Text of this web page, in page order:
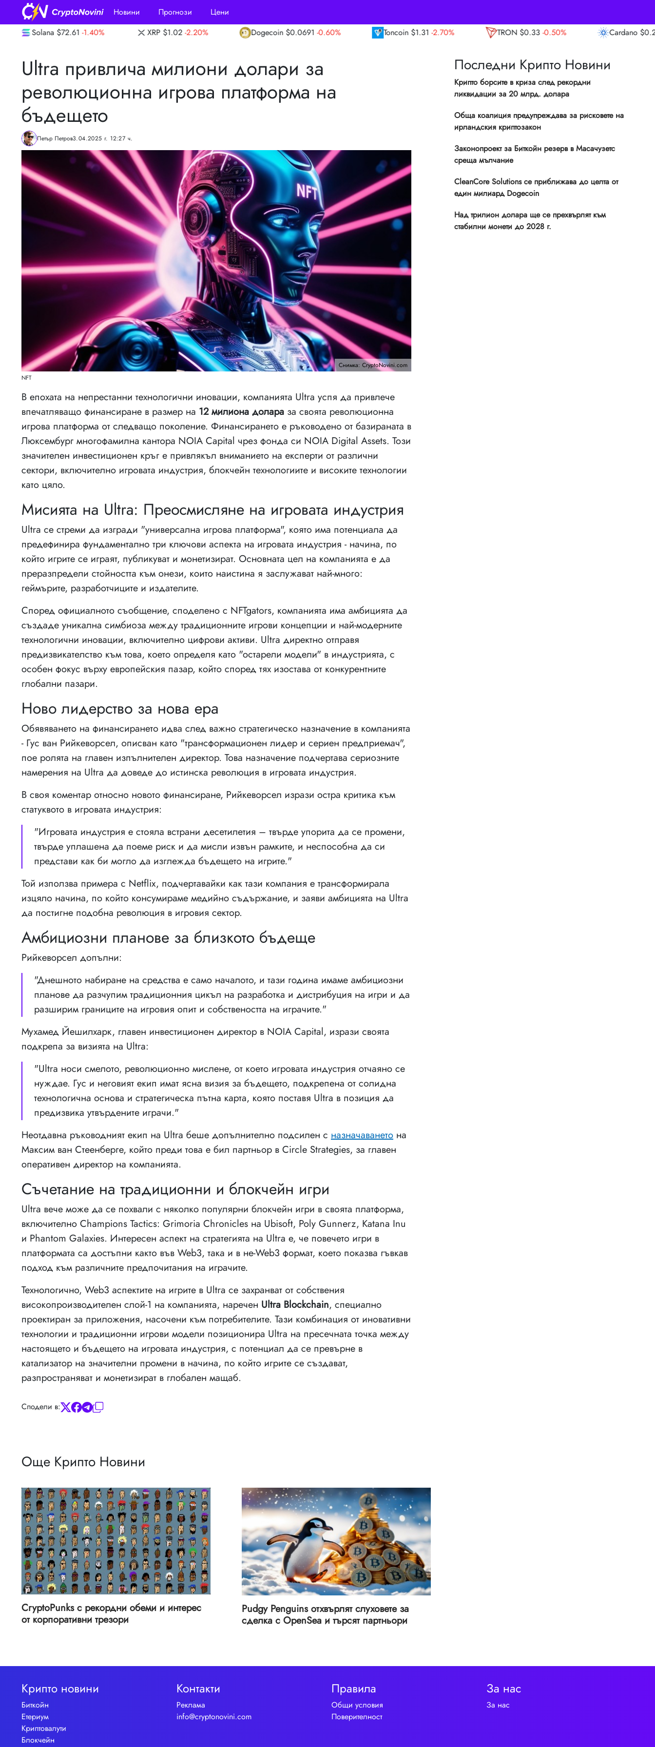
Новини Прогнози
Цени
XRP $1.02 -2.20% Dogecoin $0.0691 -0.60% Toncoin $1.31 TRON $0.33 Cardano $0.20 4.90%
Ultra привлича милиони долари за
революционна игрова платформа на
бъдещето
Петър Петров3.04.2025 г. 12:27 ч.
Снимка: CryptoNovini.com
NFT
В епохата на непрестанни технологични иновации, компанията Ultra успя да привлече
впечатляващо финансиране в размер на 12 милиона долара за своята революционна
игрова платформа от следващо поколение. Финансирането е ръководено от базираната в
Люксембург многофамилна кантора NOIA Capital чрез фонда си NOIA Digital Assets. Този
значителен инвестиционен кръг е привлякъл вниманието на експерти от различни
сектори, включително игровата индустрия, блокчейн технологиите и високите технологии
като цяло.
Мисията на Ultra: Преосмисляне на игровата индустрия
Ultra се стреми да изгради "универсална игрова платформа", която има потенциала да
предефинира фундаментално три ключови аспекта на игровата индустрия - начина, по
който игрите се играят, публикуват и монетизират. Основната цел на компанията е да
преразпредели стойността към онези, които наистина я заслужават най-много:
геймърите, разработчиците и издателите.
Според официалното съобщение, споделено с NFTgators, компанията има амбицията да
създаде уникална симбиоза между традиционните игрови концепции и най-модерните
технологични иновации, включително цифрови активи. Ultra директно отправя
предизвикателство към това, което определя като "остарели модели" в индустрията, с
особен фокус върху европейския пазар, който според тях изостава от конкурентните
глобални пазари.
Ново лидерство за нова ера
Обявяването на финансирането идва след важно стратегическо назначение в компанията
- Гус ван Рийкеворсел, описван като "трансформационен лидер и сериен предприемач",
пое ролята на главен изпълнителен директор. Това назначение подчертава сериозните
намерения на Ultra да доведе до истинска революция в игровата индустрия.
В своя коментар относно новото финансиране, Рийкеворсел изрази остра критика към
статуквото в игровата индустрия:
"Игровата индустрия е стояла встрани десетилетия – твърде упорита да се промени,
твърде уплашена да поеме риск и да мисли извън рамките, и неспособна да си
представи как би могло да изглежда бъдещето на игрите."
Той използва примера с Netflix, подчертавайки как тази компания е трансформирала
изцяло начина, по който консумираме медийно съдържание, и заяви амбицията на Ultra
да постигне подобна революция в игровия сектор.
Амбициозни планове за близкото бъдеще
Рийкеворсел допълни:
"Днешното набиране на средства е само началото, и тази година имаме амбициозни
планове да разчупим традиционния цикъл на разработка и дистрибуция на игри и да
разширим границите на игровия опит и собствеността на играчите."
Мухамед Йешилхарк, главен инвестиционен директор в NOIA Capital, изрази своята
подкрепа за визията на Ultra:
"Ultra носи смелото, революционно мислене, от което игровата индустрия отчаяно се
нуждае. Гус и неговият екип имат ясна визия за бъдещето, подкрепена от солидна
технологична основа и стратегическа пътна карта, която поставя Ultra в позиция да
предизвика утвърдените играчи."
Неотдавна ръководният екип на Ultra беше допълнително подсилен с назначаването на
Максим ван Стеенберге, който преди това е бил партньор в Circle Strategies, за главен
оперативен директор на компанията.
Съчетание на традиционни и блокчейн игри
Ultra вече може да се похвали с няколко популярни блокчейн игри в своята платформа,
включително Champions Tactics: Grimoria Chronicles на Ubisoft, Poly Gunnerz, Katana Inu
и Phantom Galaxies. Интересен аспект на стратегията на Ultra е, че повечето игри в
платформата са достъпни както във Web3, така и в не-Web3 формат, което показва гъвкав
подход към различните предпочитания на играчите.
Технологично, Web3 аспектите на игрите в Ultra се захранват от собствения
високопроизводителен слой-1 на компанията, наречен Ultra Blockchain, специално
проектиран за приложения, насочени към потребителите. Тази комбинация от иновативни
технологии и традиционни игрови модели позиционира Ultra на пресечната точка между
настоящето и бъдещето на игровата индустрия, с потенциал да се превърне в
катализатор на значителни промени в начина, по който игрите се създават,
разпространяват и монетизират в глобален мащаб.
Сподели в:
Последни Крипто Новини
Крипто борсите в криза след рекордни
ликвидации за 20 млрд. долара
Обща коалиция предупреждава за рисковете на
ирландския криптозакон
Законопроект за Биткойн резерв в Масачузетс
среща мълчание
CleanCore Solutions се приближава до целта от
един милиард Dogecoin
Над трилион долара ще се прехвърлят към
стабилни монети до 2028 г.
Още Крипто Новини
CryptoPunks с рекордни обеми и интерес
от корпоративни трезори
Pudgy Penguins отхвърлят слуховете за
сделка с OpenSea и търсят партньори
Крипто новини
Биткойн
Етериум
Криптовалути
Блокчейн
Контакти
Реклама
info@cryptonovini.com
Правила
Общи условия
Поверителност
За нас
За нас